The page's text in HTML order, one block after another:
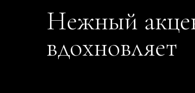
Нежный
вдохновляет